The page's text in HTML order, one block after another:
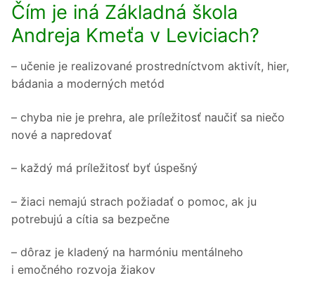
Čím je iná Základná škola
Andreja Kmeťa v Leviciach?
– učenie je realizované prostredníctvom aktivít, hier,
bádania a moderných metód
– chyba nie je prehra, ale príležitosť naučiť sa niečo
nové a napredovať
– každý má príležitosť byť úspešný
– žiaci nemajú strach požiadať o pomoc, ak ju
potrebujú a cítia sa bezpečne
– dôraz je kladený na harmóniu mentálneho
i emočného rozvoja žiakov